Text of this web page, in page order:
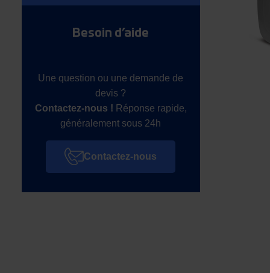
Besoin d’aide
Une question ou une demande de
devis ?
Contactez-nous ! Réponse rapide,
généralement sous 24h
Contactez-nous